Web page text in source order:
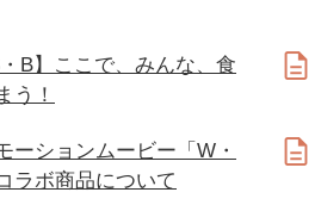
・B】ここで、みんな、食
う！
ーションムービー「W・
ラボ商品について